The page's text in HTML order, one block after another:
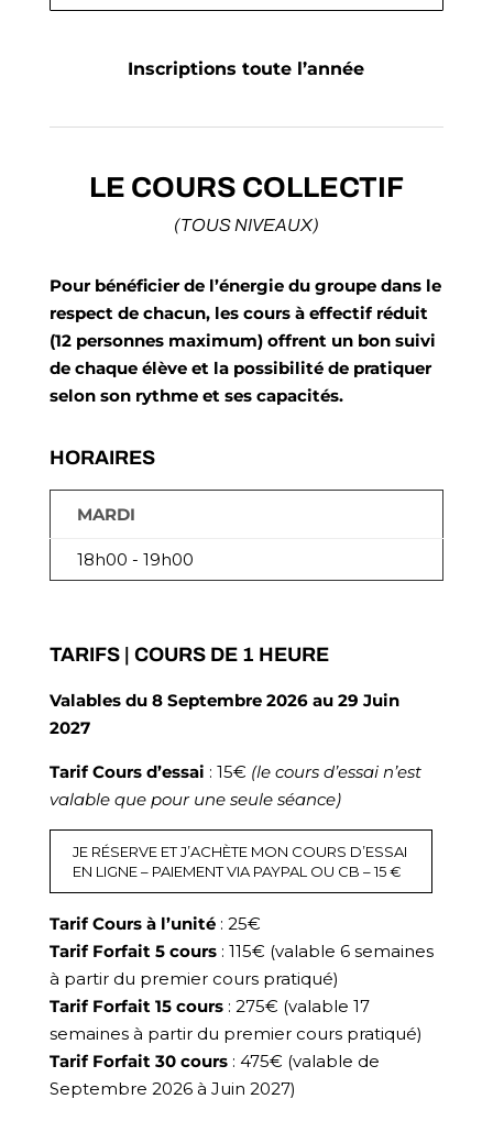
Inscriptions toute l’année
LE COURS COLLECTIF
(TOUS NIVEAUX)
Pour bénéficier de l’énergie du groupe dans le
respect de chacun, les cours à effectif réduit
(12 personnes maximum) offrent un bon suivi
de chaque élève et la possibilité de pratiquer
selon son rythme et ses capacités.
HORAIRES
MARDI
18h00 - 19h00
TARIFS | COURS DE 1 HEURE
Valables du 8 Septembre 2026 au 29 Juin
2027
Tarif Cours d’essai : 15€ (le cours d’essai n’est
valable que pour une seule séance)
JE RÉSERVE ET J’ACHÈTE MON COURS D’ESSAI
EN LIGNE – PAIEMENT VIA PAYPAL OU CB – 15 €
Tarif Cours à l’unité: 25€
Tarif Forfait 5 cours: 115€ (valable 6 semaines
à partir du premier cours pratiqué)
Tarif Forfait 15 cours: 275€ (valable 17
semaines à partir du premier cours pratiqué)
Tarif Forfait 30 cours: 475€ (valable de
Septembre 2026 à Juin 2027)